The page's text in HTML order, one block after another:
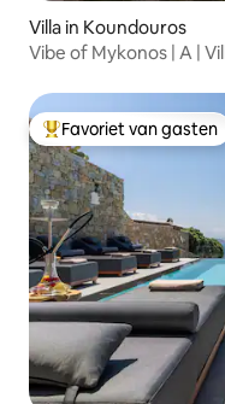
Villa in Koundouros
Vibe of Mykonos | A |
Topfavoriet van gasten
Favoriet van gasten